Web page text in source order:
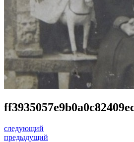
следующий
предыдущий